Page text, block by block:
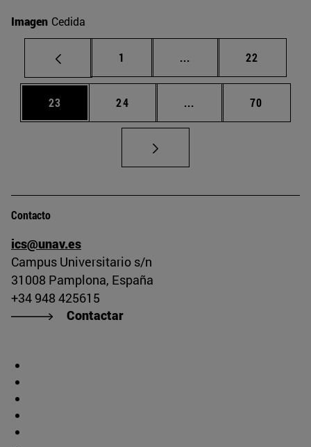
Imagen Cedida
Página
1 ... Páginas intermedias
Página
22
Página
23 Página
24 ... Páginas intermedias
Página
70
Contacto
ics@unav.es
Campus Universitario s/n
31008 Pamplona, España
+34 948 425615
Contactar